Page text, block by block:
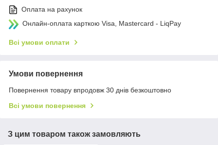
Оплата на рахунок
Онлайн-оплата карткою Visa, Mastercard - LiqPay
Всі умови оплати
Умови повернення
Повернення товару впродовж 30 днів безкоштовно
Всі умови повернення
З цим товаром також замовляють